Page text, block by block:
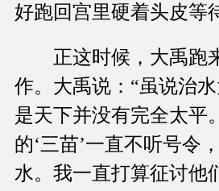
好跑回宫里硬着头皮等
正这时候，大禹跑
作。大禹说：“虽说治
是天下并没有完全太平
的‘三苗’一直不听号令
水。我一直打算征讨他